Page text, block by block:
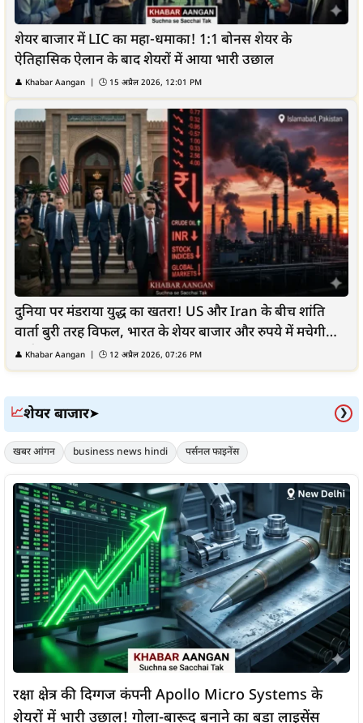
शेयर बाजार में LIC का महा-धमाका! 1:1 बोनस शेयर के
ऐतिहासिक ऐलान के बाद शेयरों में आया भारी उछाल
👤 Khabar Aangan | 🕒 15 अप्रैल 2026, 12:01 PM
दुनिया पर मंडराया युद्ध का खतरा! US और Iran के बीच शांति
वार्ता बुरी तरह विफल, भारत के शेयर बाजार और रुपये में मचेगी
भारी...
👤 Khabar Aangan | 🕒 12 अप्रैल 2026, 07:26 PM
📈शेयर बाजार➤ ❯
खबर आंगन business news hindi पर्सनल फाइनेंस
रक्षा क्षेत्र की दिग्गज कंपनी Apollo Micro Systems के
शेयरों में भारी उछाल! गोला-बारूद बनाने का बड़ा लाइसेंस